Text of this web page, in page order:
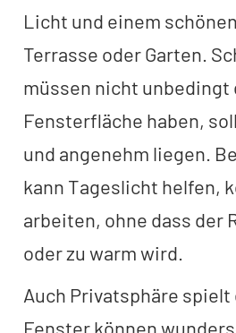
Licht und einem
Terrasse oder Garten.
müssen nicht unbedingt
Fensterfläche haben,
und angenehm liegen.
kann Tageslicht helfen,
arbeiten, ohne dass der
oder zu warm wird.
Auch Privatsphäre spielt
Fenster können